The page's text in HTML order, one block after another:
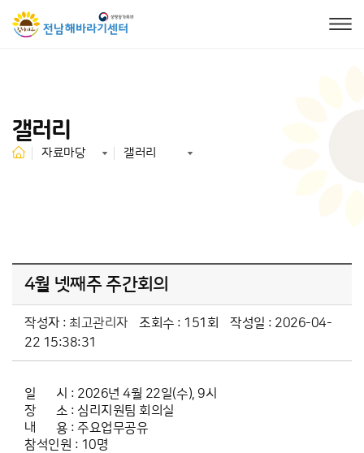
갤러리
자료마당 갤러리
4월 넷째주 주간회의
작성자 : 최고관리자 조회수 : 151회
작성일 : 2026-04-
22 15:38:31
일 시 : 2026년 4월 22일(수), 9시
장 소 : 심리지원팀 회의실
내 용 : 주요업무공유
참석인원 : 10명